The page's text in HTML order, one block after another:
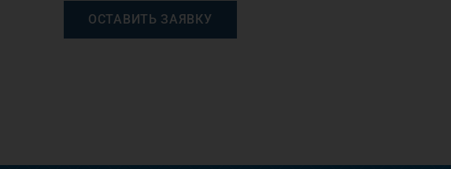
ОСТАВИТЬ ЗАЯВКУ